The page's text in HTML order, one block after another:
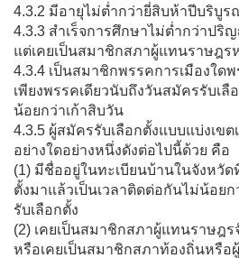
4.3.2 มีอายุไม่ต่ำกว่ายี่สิบห้าปีบริบูร
4.3.3 สำเร็จการศึกษาไม่ต่ำกว่าปริ
แต่เคยเป็นสมาชิกสภาผู้แทนราษฎ
4.3.4 เป็นสมาชิกพรรคการเมืองใด
เพียงพรรคเดียวนับถึงวันสมัครรับเลื
น้อยกว่าเก้าสิบวัน
4.3.5 ผู้สมัครรับเลือกตั้งแบบแบ่งเข
อย่างใดอย่างหนึ่งดังต่อไปนี้ด้วย คือ
(1) มีชื่ออยู่ในทะเบียนบ้านในจังหวั
ตั้งมาแล้วเป็นเวลาติดต่อกันไม่น้อย
รับเลือกตั้ง
(2) เคยเป็นสมาชิกสภาผู้แทนราษฎ
หรือเคยเป็นสมาชิกสภาท้องถิ่นหรือ